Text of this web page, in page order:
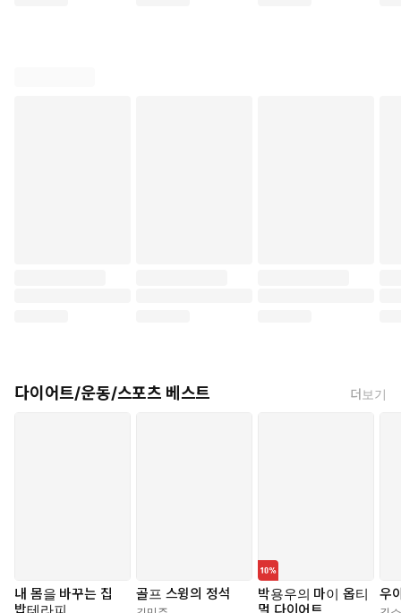
다이어트/운동/스포츠 베스트 더보기
내 몸을 바꾸는 집
골프 스윙의 정석
박용우의 마이 옵티
우